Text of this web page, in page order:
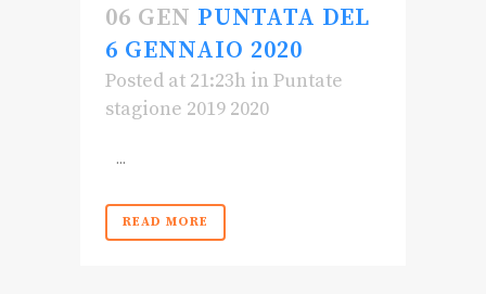
06 GEN PUNTATA DEL
6 GENNAIO 2020
Posted at 21:23h in Puntate
stagione 2019 2020
...
READ MORE